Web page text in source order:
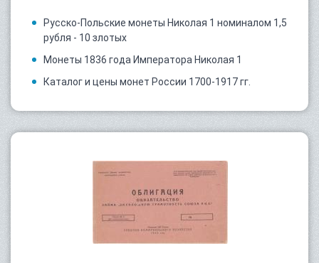
Русско-Польские монеты Николая 1 номиналом 1,5
рубля - 10 злотых
Монеты 1836 года Императора Николая 1
Каталог и цены монет России 1700-1917 гг.